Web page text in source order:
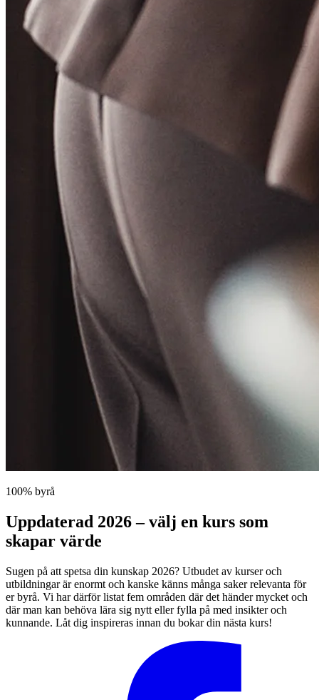
100% byrå
Uppdaterad 2026 – välj en kurs som
skapar värde
Sugen på att spetsa din kunskap 2026? Utbudet av kurser och
utbildningar är enormt och kanske känns många saker relevanta för
er byrå. Vi har därför listat fem områden där det händer mycket och
där man kan behöva lära sig nytt eller fylla på med insikter och
kunnande. Låt dig inspireras innan du bokar din nästa kurs!